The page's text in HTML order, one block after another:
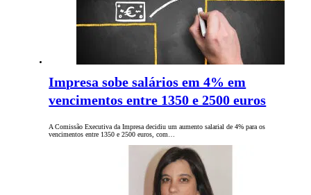
Impresa sobe salários em 4% em
vencimentos entre 1350 e 2500 euros
A Comissão Executiva da Impresa decidiu um aumento salarial de 4% para os
vencimentos entre 1350 e 2500 euros, com…